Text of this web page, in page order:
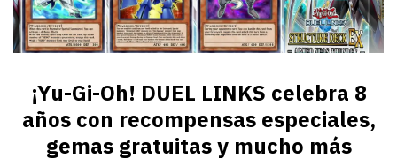
¡Yu-Gi-Oh! DUEL LINKS celebra 8
años con recompensas especiales,
gemas gratuitas y mucho más